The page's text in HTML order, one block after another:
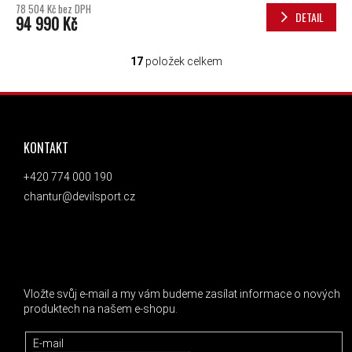
78 504 Kč bez DPH
94 990 Kč DETAIL
OVLÁDACÍ PRVKY VÝPISU
17položek celkem
ZÁPATÍ
KONTAKT
+420 774 000 190
chantur@devilsport.cz
Vložte svůj e-mail a my vám budeme zasílat informace o nových
produktech na našem e-shopu.
E-mail